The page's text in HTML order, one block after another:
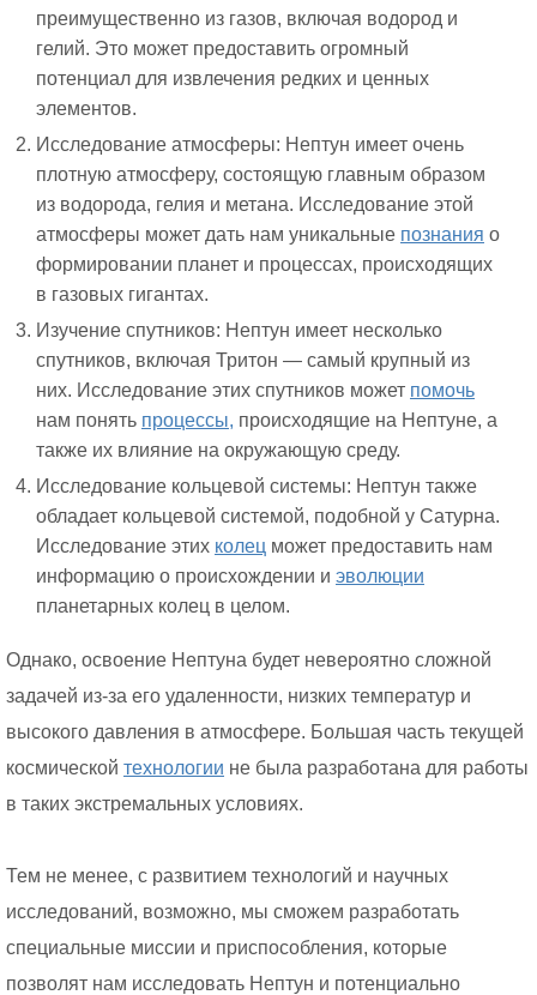
преимущественно из газов, включая водород и
гелий. Это может предоставить огромный
потенциал для извлечения редких и ценных
элементов.
Исследование атмосферы: Нептун имеет очень
плотную атмосферу, состоящую главным образом
из водорода, гелия и метана. Исследование этой
атмосферы может дать нам уникальные познания о
формировании планет и процессах, происходящих
в газовых гигантах.
Изучение спутников: Нептун имеет несколько
спутников, включая Тритон — самый крупный из
них. Исследование этих спутников может помочь
нам понять процессы, происходящие на Нептуне, а
также их влияние на окружающую среду.
Исследование кольцевой системы: Нептун также
обладает кольцевой системой, подобной у Сатурна.
Исследование этих колец может предоставить нам
информацию о происхождении и эволюции
планетарных колец в целом.
Однако, освоение Нептуна будет невероятно сложной
задачей из-за его удаленности, низких температур и
высокого давления в атмосфере. Большая часть текущей
космической технологии не была разработана для работы
в таких экстремальных условиях.
Тем не менее, с развитием технологий и научных
исследований, возможно, мы сможем разработать
специальные миссии и приспособления, которые
позволят нам исследовать Нептун и потенциально